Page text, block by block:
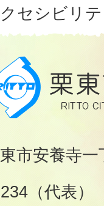
セシビリ
市安養寺
（代表）